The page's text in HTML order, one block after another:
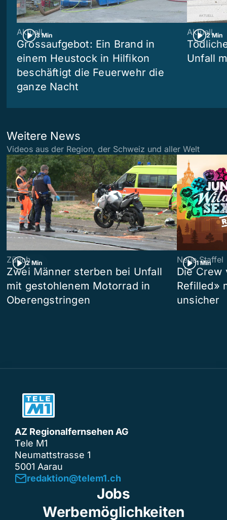
3 Min
Aktuell
Grossaufgebot: Ein Brand in
einem Heustock in Hilfikon
beschäftigt die Feuerwehr die
ganze Nacht
2 Min
Aktuell
Unfall
Weitere News
Videos aus der Region, der Schweiz und aller Welt
2 Min
Zürich
Zwei Männer sterben bei Unfall
mit gestohlenem Motorrad in
Oberengstringen
1 Min
Neue Staffel
Die Crew
Refilled»
unsicher
AZ Regionalfernsehen AG
Tele M1
Neumattstrasse 1
5001 Aarau
redaktion@telem1.ch
Jobs
Werbemöglichkeiten